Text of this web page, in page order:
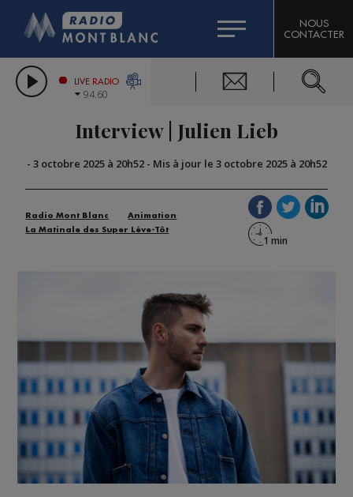
LES CHRONIQUES DE L'EXPERT
CITIZEN MACHINERY
GRAND MASSIF DOMAINES SKIABLES
BIGARD
COMPAGNIE DU MONT-BLANC
NOUS
CONTACTER
LIVE RADIO
94.60
Interview | Julien Lieb
- 3 octobre 2025 à 20h52- Mis à jour le 3 octobre 2025 à 20h52
Radio Mont Blanc
Animation
La Matinale des Super Lève-Tôt